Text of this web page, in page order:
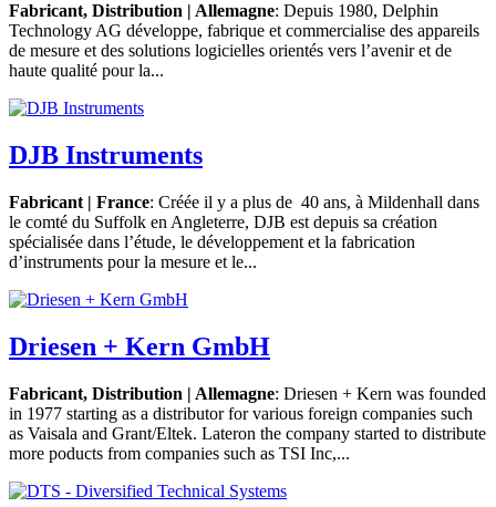
Fabricant, Distribution | Allemagne: Depuis 1980, Delphin
Technology AG développe, fabrique et commercialise des appareils
de mesure et des solutions logicielles orientés vers l’avenir et de
haute qualité pour la...
DJB Instruments
Fabricant | France: Créée il y a plus de 40 ans, à Mildenhall dans
le comté du Suffolk en Angleterre, DJB est depuis sa création
spécialisée dans l’étude, le développement et la fabrication
d’instruments pour la mesure et le...
Driesen + Kern GmbH
Fabricant, Distribution | Allemagne: Driesen + Kern was founded
in 1977 starting as a distributor for various foreign companies such
as Vaisala and Grant/Eltek. Lateron the company started to distribute
more poducts from companies such as TSI Inc,...